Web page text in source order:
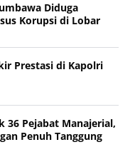
Diduga
Korupsi di Lobar
Prestasi di Kapolri
36 Pejabat Manajerial,
Penuh Tanggung